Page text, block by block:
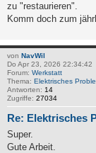
zu "restaurieren".
Komm doch zum
von NavWil
Do Apr 23, 2026 22:34:42
Forum: Werkstatt
Thema: Elektrisches
Antworten: 14
Zugriffe: 27034
Re: Elektrisches
Super.
Gute Arbeit.